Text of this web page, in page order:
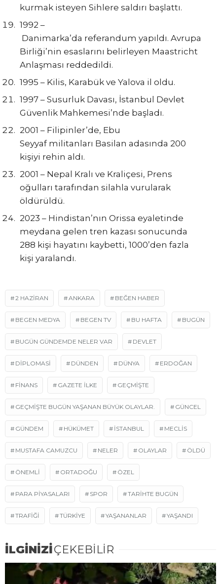
kurmak isteyen Sihlere saldırı başlattı.
1992 –
Danimarka’da referandum yapıldı. Avrupa
Birliği’nin esaslarını belirleyen Maastricht
Anlaşması reddedildi.
1995 – Kilis, Karabük ve Yalova il oldu.
1997 – Susurluk Davası, İstanbul Devlet
Güvenlik Mahkemesi’nde başladı.
2001 – Filipinler’de, Ebu
Seyyaf militanları Basilan adasında 200
kişiyi rehin aldı.
2001 – Nepal Kralı ve Kraliçesi, Prens
oğulları tarafından silahla vurularak
öldürüldü.
2023 – Hindistan’nın Orissa eyaletinde
meydana gelen tren kazası sonucunda
288 kişi hayatını kaybetti, 1000’den fazla
kişi yaralandı.
2 HAZİRAN ANKARA BEĞEN HABER
BEGEN MEDYA BEGEN TV BU HAFTA BUGÜN
BUGÜN GÜNDEMDE NELER VAR DEVLET
DİPLOMASİ DÜNDEN DÜNYA ERDOĞAN
FINANS GAZETE ILKE GEÇMIŞTE
GEÇMIŞTE BUGÜN YAŞANAN BÜYÜK OLAYLAR. GÜNCEL
GÜNDEM HÜKÜMET ISTANBUL MECLIS
MUSTAFA CAMUZCU NELER OLAYLAR ÖLDÜ
ÖNEMLI ORTADOĞU ÖZEL
PARA PIYASALARI SPOR TARIHTE BUGÜN
TRAFIĞI TÜRKIYE YAŞANANLAR YAŞANDI
İLGİNİZİÇEKEBİLİR